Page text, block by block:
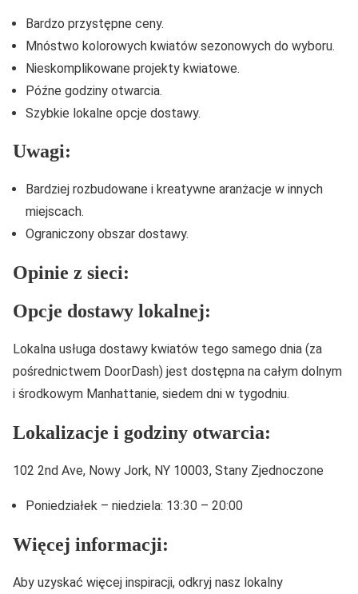
Bardzo przystępne ceny.
Mnóstwo kolorowych kwiatów sezonowych do wyboru.
Nieskomplikowane projekty kwiatowe.
Późne godziny otwarcia.
Szybkie lokalne opcje dostawy.
Uwagi:
Bardziej rozbudowane i kreatywne aranżacje w innych
miejscach.
Ograniczony obszar dostawy.
Opinie z sieci:
Opcje dostawy lokalnej:
Lokalna usługa dostawy kwiatów tego samego dnia (za
pośrednictwem DoorDash) jest dostępna na całym dolnym
i środkowym Manhattanie, siedem dni w tygodniu.
Lokalizacje i godziny otwarcia:
102 2nd Ave, Nowy Jork, NY 10003, Stany Zjednoczone
Poniedziałek – niedziela: 13:30 – 20:00
Więcej informacji:
Aby uzyskać więcej inspiracji, odkryj nasz lokalny